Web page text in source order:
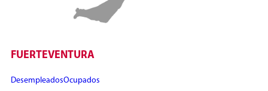
FUERTEVENTURA
DesempleadosOcupados